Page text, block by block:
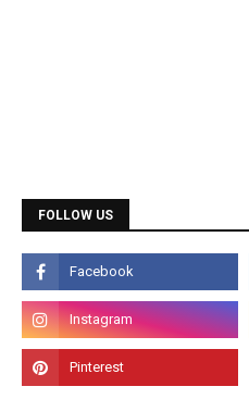
Admission is going on for
like C, C++, Java,
FOLLOW US